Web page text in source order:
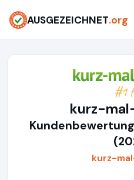
AUSGEZEICHNET.org
kurz-
kurz-